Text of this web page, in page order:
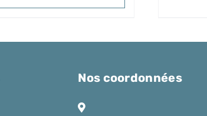
Nos coordonnées